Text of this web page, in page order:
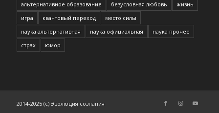
альтернативное образование
безусловная любовь
жизнь
игра
квантовый переход
место силы
наука альтернативная
наука официальная
наука прочее
страх
юмор
2014-2025 (c) Эволюция сознания